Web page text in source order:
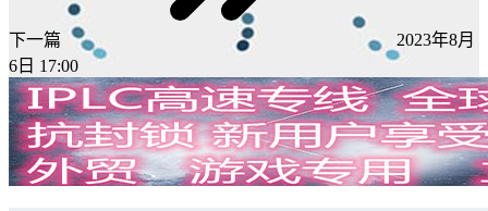
下一篇
2023年8月
6日 17:00